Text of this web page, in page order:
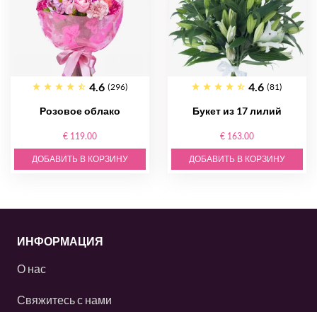
4.6 (296)
Розовое облако
€ 119.00
ДОБАВИТЬ В КОРЗИНУ
4.6 (81)
Букет из 17 лилий
€ 163.00
ДОБАВИТЬ В КОРЗИНУ
ИНФОРМАЦИЯ
О нас
Свяжитесь с нами